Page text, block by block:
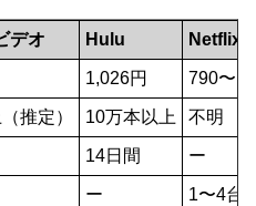
デオ Hulu Netflix
1,026円 790〜
推定） 10万本以上 不明
14日間 ー
ー 1〜4台